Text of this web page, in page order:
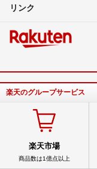
リンク
楽天のグループサービス
楽天市場
商品数は1億点以上